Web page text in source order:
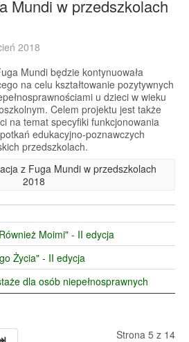
Mundi w przedszkolach
2018
Mundi będzie kontynuowała
na celu kształtowanie pozytywnych
u dzieci w wieku
Celem projektu jest także
na temat specyfiki funkcjonowania
edukacyjno-poznawczych
przedszkolach.
z Fuga Mundi w przedszkolach
2018
Moimi" - II edycja
Życia" - II edycja
dla osób niepełnosprawnych
Strona 5 z 14